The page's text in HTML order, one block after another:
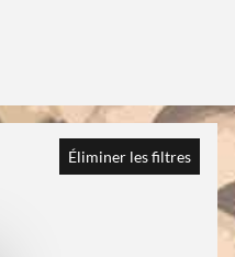
Éliminer les filtres